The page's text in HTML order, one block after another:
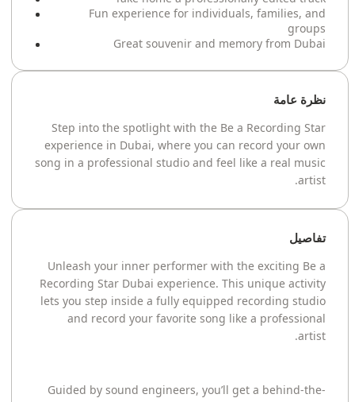
Fun experience for individuals, families, and
groups
Great souvenir and memory from Dubai
نظرة عامة
Step into the spotlight with the Be a Recording Star
experience in Dubai, where you can record your own
song in a professional studio and feel like a real music
artist.
تفاصيل
Unleash your inner performer with the exciting Be a
Recording Star Dubai experience. This unique activity
lets you step inside a fully equipped recording studio
and record your favorite song like a professional
artist.
Guided by sound engineers, you’ll get a behind-the-